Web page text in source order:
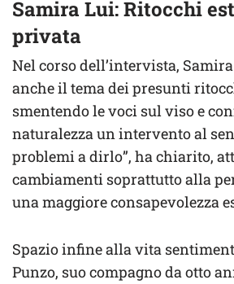
Samira Lui: Ritocchi
privata
Nel corso dell’intervista,
anche il tema dei presunti
smentendo le voci sul viso e
naturalezza un intervento al
problemi a dirlo”, ha chiarito,
cambiamenti soprattutto alla
una maggiore consapevolezza
Spazio infine alla vita
Punzo, suo compagno da otto